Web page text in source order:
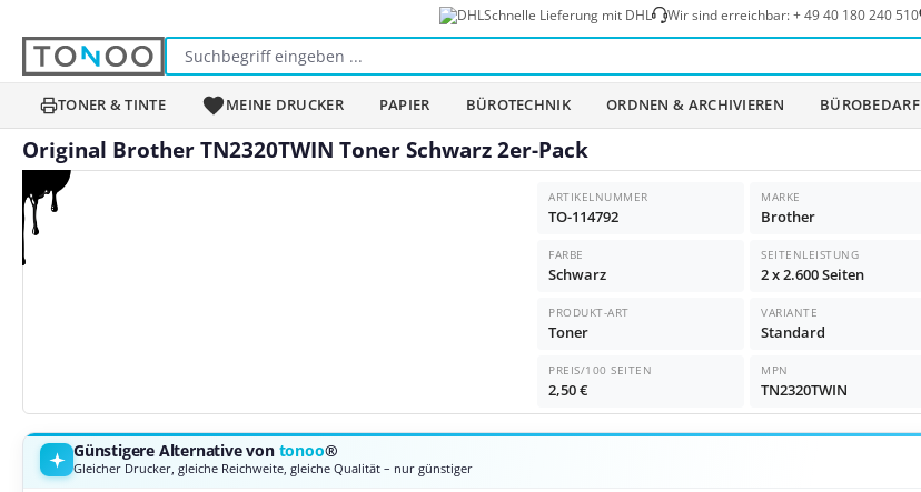
Schnelle Lieferung mit DHL Wir sind erreichbar:+ 49 40 180 240 510
TONER & TINTE MEINE DRUCKER PAPIER BÜROTECHNIK ORDNEN & ARCHIVIEREN BÜROBEDARF
Original Brother TN2320TWIN Toner Schwarz 2er-Pack
Bildergalerie überspringen ARTIKELNUMMER
TO-114792
MARKE
Brother
FARBE
Schwarz
SEITENLEISTUNG
2 x 2.600 Seiten
PRODUKT-ART
Toner
VARIANTE
Standard
PREIS/100 SEITEN
2,50 €
MPN
TN2320TWIN
Günstigere Alternative von tonoo®
Gleicher Drucker, gleiche Reichweite, gleiche Qualität – nur günstiger